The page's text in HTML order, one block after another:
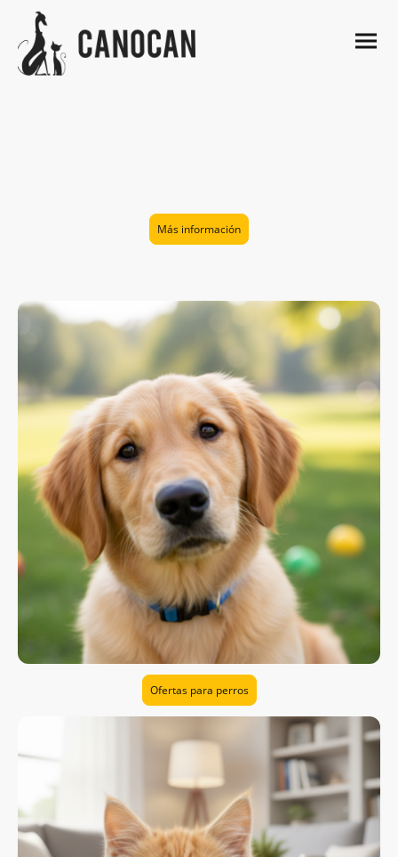
Más información
Ofertas para perros